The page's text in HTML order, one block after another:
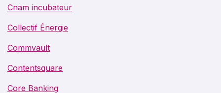
Cnam incubateur
Collectif Énergie
Commvault
Contentsquare
Core Banking